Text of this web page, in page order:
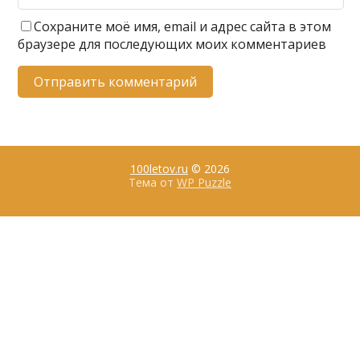
Сохраните моё имя, email и адрес сайта в этом
браузере для последующих моих комментариев
100letov.ru © 2026
Тема от WP Puzzle